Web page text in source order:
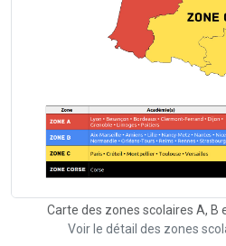
Carte des zones scolaires A, B
Voir le détail des zones